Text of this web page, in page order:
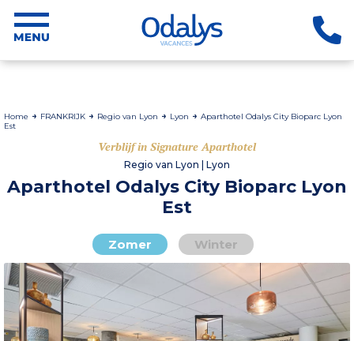
Home FRANKRIJK Regio van Lyon Lyon
Aparthotel Odalys City Bioparc Lyon
Est
Verblijf in Signature Aparthotel
Regio van Lyon | Lyon
Aparthotel Odalys City Bioparc Lyon
Est
Zomer Winter